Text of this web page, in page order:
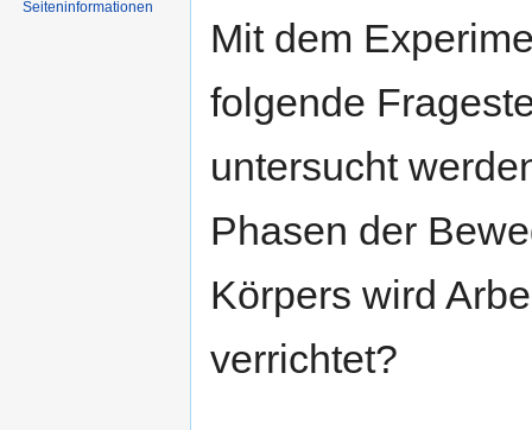
Mit dem
folgende
untersucht
Phasen der
Körpers wird
verrichtet?
Seiten­informationen